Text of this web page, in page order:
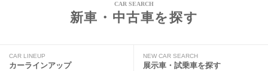
CAR SEARCH
新車・中古車を探す
CAR LINEUP
カーラインアップ
NEW CAR SEARCH
展示車・試乗車を探す